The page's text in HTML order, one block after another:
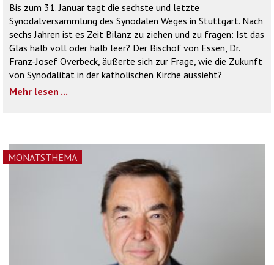
Bis zum 31. Januar tagt die sechste und letzte
Synodalversammlung des Synodalen Weges in Stuttgart. Nach
sechs Jahren ist es Zeit Bilanz zu ziehen und zu fragen: Ist das
Glas halb voll oder halb leer? Der Bischof von Essen, Dr.
Franz-Josef Overbeck, äußerte sich zur Frage, wie die Zukunft
von Synodalität in der katholischen Kirche aussieht?
Mehr lesen ...
MONATSTHEMA